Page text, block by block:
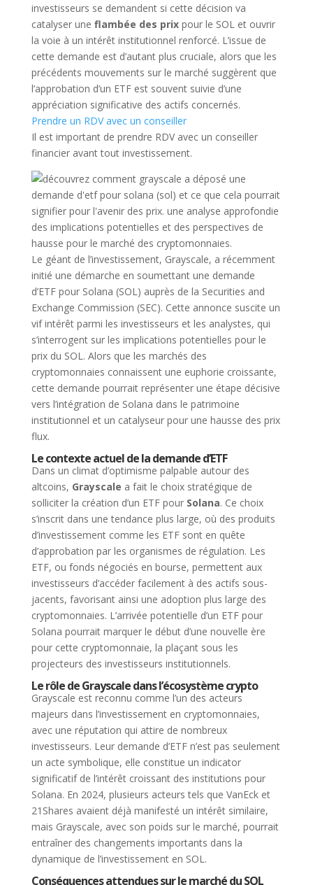
investisseurs se demandent si cette décision va
catalyser une flambée des prixpour le SOL et ouvrir
la voie à un intérêt institutionnel renforcé. L’issue de
cette demande est d’autant plus cruciale, alors que les
précédents mouvements sur le marché suggèrent que
l’approbation d’un ETF est souvent suivie d’une
appréciation significative des actifs concernés.
Prendre un RDV avec un conseiller
Il est important de prendre RDV avec un conseiller
financier avant tout investissement.
Le géant de l’investissement, Grayscale, a récemment
initié une démarche en soumettant une demande
d’ETF pour Solana (SOL) auprès de la Securities and
Exchange Commission (SEC). Cette annonce suscite un
vif intérêt parmi les investisseurs et les analystes, qui
s’interrogent sur les implications potentielles pour le
prix du SOL. Alors que les marchés des
cryptomonnaies connaissent une euphorie croissante,
cette demande pourrait représenter une étape décisive
vers l’intégration de Solana dans le patrimoine
institutionnel et un catalyseur pour une hausse des prix
flux.
Le contexte actuel de la demande d’ETF
Dans un climat d’optimisme palpable autour des
altcoins, Grayscale a fait le choix stratégique de
solliciter la création d’un ETF pour Solana. Ce choix
s’inscrit dans une tendance plus large, où des produits
d’investissement comme les ETF sont en quête
d’approbation par les organismes de régulation. Les
ETF, ou fonds négociés en bourse, permettent aux
investisseurs d’accéder facilement à des actifs sous-
jacents, favorisant ainsi une adoption plus large des
cryptomonnaies. L’arrivée potentielle d’un ETF pour
Solana pourrait marquer le début d’une nouvelle ère
pour cette cryptomonnaie, la plaçant sous les
projecteurs des investisseurs institutionnels.
Le rôle de Grayscale dans l’écosystème crypto
Grayscale est reconnu comme l’un des acteurs
majeurs dans l’investissement en cryptomonnaies,
avec une réputation qui attire de nombreux
investisseurs. Leur demande d’ETF n’est pas seulement
un acte symbolique, elle constitue un indicator
significatif de l’intérêt croissant des institutions pour
Solana. En 2024, plusieurs acteurs tels que VanEck et
21Shares avaient déjà manifesté un intérêt similaire,
mais Grayscale, avec son poids sur le marché, pourrait
entraîner des changements importants dans la
dynamique de l’investissement en SOL.
Conséquences attendues sur le marché du SOL